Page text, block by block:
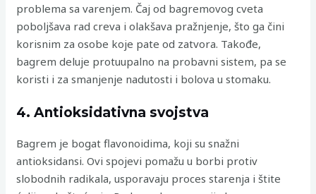
problema sa varenjem. Čaj od bagremovog cveta
poboljšava rad creva i olakšava pražnjenje, što ga čini
korisnim za osobe koje pate od zatvora. Takođe,
bagrem deluje protuupalno na probavni sistem, pa se
koristi i za smanjenje nadutosti i bolova u stomaku.
4. Antioksidativna svojstva
Bagrem je bogat flavonoidima, koji su snažni
antioksidansi. Ovi spojevi pomažu u borbi protiv
slobodnih radikala, usporavaju proces starenja i štite